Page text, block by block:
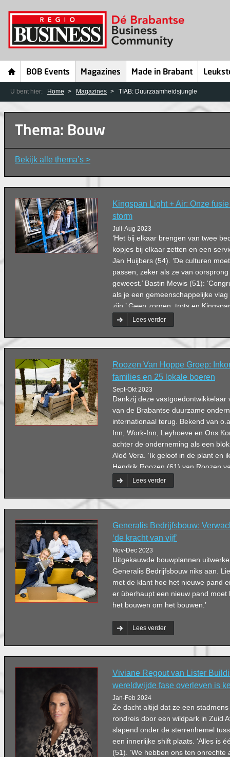
BOB Events Magazines Made in Brabant
U bent hier: Home Magazines TIAB: Duurzaamheidsjungle
Thema: Bouw
Bekijk alle thema’s >
Kingspan Light + Air: Onze
storm
Juli-Aug 2023
‘Het bij elkaar brengen van twee
kopjes bij elkaar zetten en een
Jan Huijbers (54). ‘De culturen
passen, zeker als ze van
geweest.’ Bastin Mewis (51):
als je een gemeenschappelijke
zijn.’ Geen zorgen: trots en
elkaar.Lees verder
Roozen Van Hoppe Groep:
families en 25 lokale boeren
Sept-Okt 2023
Dankzij deze vastgoedontwikkelaar
van de Brabantse duurzame
internationaal terug. Bekend van
Inn, Work-Inn, Leyhoeve en Ons
achter de onderneming als een
Aloë Vera. ‘Ik geloof in de plant en
Hendrik Roozen (61) van Roozen
‘Bovendien heb ik mijn partner
voort te zetten.’
Lees verder
Generalis Bedrijfsbouw:
‘de kracht van vĳf’
Nov-Dec 2023
Uitgekauwde bouwplannen
Generalis Bedrijfsbouw niks aan.
met de klant hoe het nieuwe pand
er überhaupt een nieuw pand moet
het bouwen om het bouwen.’
Lees verder
Viviane Regout van Lister
wereldwijde fase overleven is
Jan-Feb 2024
Ze dacht altijd dat ze een
rondreis door een wildpark in Zuid
slapend onder de sterrenhemel
een innerlijke shift plaats. ‘Alles is
(51). ‘We hebben ons ten onrechte